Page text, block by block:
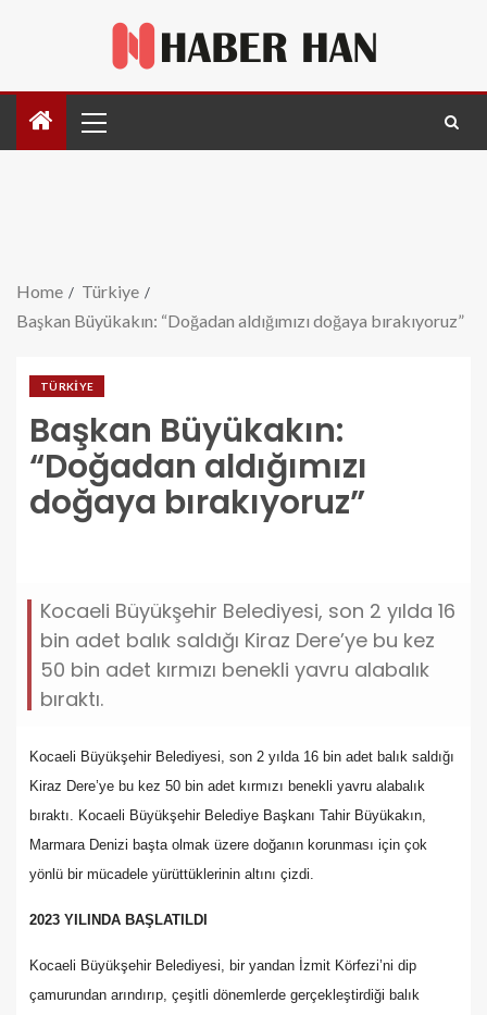
Home
Türkiye
Başkan Büyükakın: “Doğadan aldığımızı doğaya bırakıyoruz”
TÜRKIYE
Başkan Büyükakın:
“Doğadan aldığımızı
doğaya bırakıyoruz”
baskan-buyukakin-dogadan-aldigimizi-dogaya-
Kocaeli Büyükşehir Belediyesi, son 2 yılda 16
bin adet balık saldığı Kiraz Dere’ye bu kez
50 bin adet kırmızı benekli yavru alabalık
bıraktı.
Kocaeli Büyükşehir Belediyesi, son 2 yılda 16 bin adet balık saldığı
Kiraz Dere’ye bu kez 50 bin adet kırmızı benekli yavru alabalık
bıraktı. Kocaeli Büyükşehir Belediye Başkanı Tahir Büyükakın,
Marmara Denizi başta olmak üzere doğanın korunması için çok
yönlü bir mücadele yürüttüklerinin altını çizdi.
2023 YILINDA BAŞLATILDI
Kocaeli Büyükşehir Belediyesi, bir yandan İzmit Körfezi’ni dip
çamurundan arındırıp, çeşitli dönemlerde gerçekleştirdiği balık